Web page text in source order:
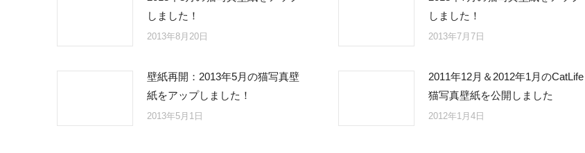
しました！
2013年8月20日
しました！
2013年7月7日
壁紙再開：2013年5月の猫写真壁
紙をアップしました！
2013年5月1日
2011年12月＆2012年1月のCatLife
猫写真壁紙を公開しました
2012年1月4日